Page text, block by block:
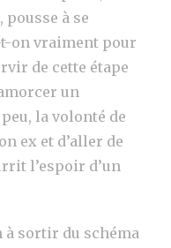
à se
on vraiment pour
de cette étape
un
la volonté de
ex et d’aller de
l’espoir d’un
à sortir du schéma